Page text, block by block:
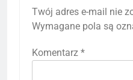
Twój adres e-mail nie
Wymagane pola są
Komentarz *